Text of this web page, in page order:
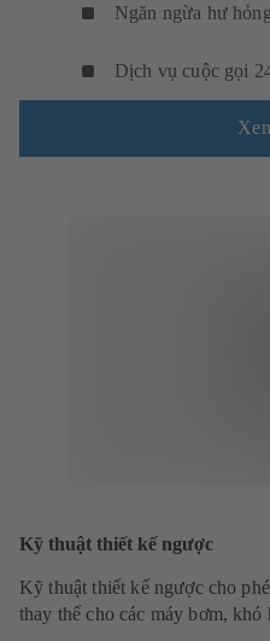
Ngăn ngừa hư hỏng
Dịch vụ cuộc gọi
Kỹ thuật thiết kế ngược
Kỹ thuật thiết kế ngược cho
thay thế cho các máy bơm, khó